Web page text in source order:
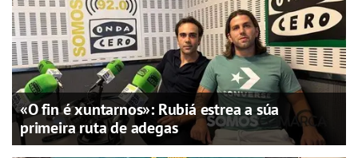
«O fin é xuntarnos»: Rubiá estrea a súa
primeira ruta de adegas